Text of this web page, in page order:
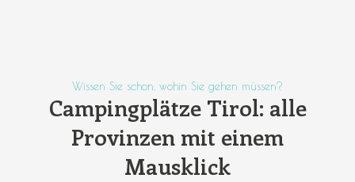
Wissen Sie schon, wohin Sie gehen müssen?
Campingplätze Tirol: alle
Provinzen mit einem
Mausklick